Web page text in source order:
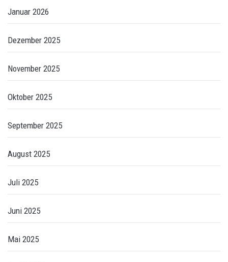
Januar 2026
Dezember 2025
November 2025
Oktober 2025
September 2025
August 2025
Juli 2025
Juni 2025
Mai 2025